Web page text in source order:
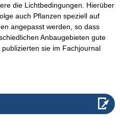
die Lichtbedingungen. Hierüber
auch Pflanzen speziell auf
angepasst werden, so dass
Anbaugebieten gute
sie im Fachjournal